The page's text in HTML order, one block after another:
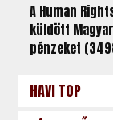
A Human
küldött
pénzeket
HAVI TOP